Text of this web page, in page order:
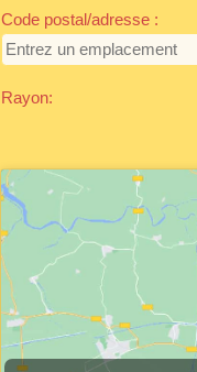
Code postal/adresse :
Rayon: